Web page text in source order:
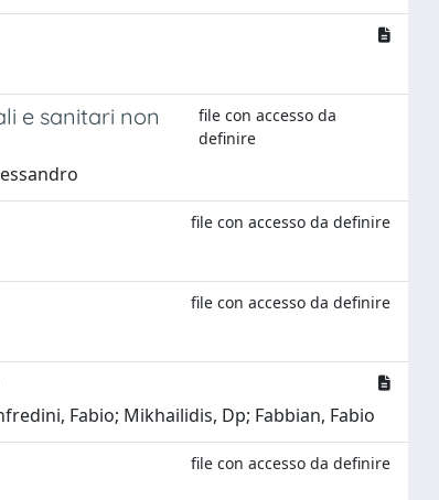
e sanitari non
file con accesso da
definire
file con accesso da definire
file con accesso da definire
Fabio; Mikhailidis, Dp; Fabbian, Fabio
file con accesso da definire